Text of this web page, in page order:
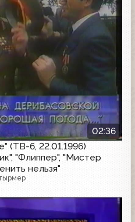
02:36
(ТВ-6, 22.01.1996)
"Флиппер", "Мистер
нельзя"